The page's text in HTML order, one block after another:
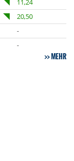
11,24
20,50
-
-
MEHR